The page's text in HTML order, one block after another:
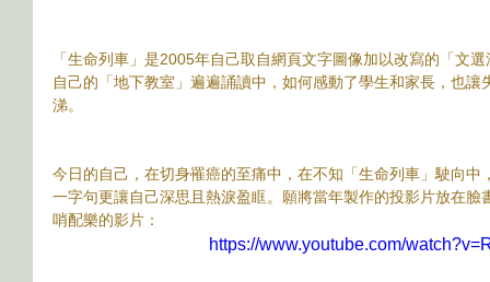
「生命列車」是2005年自己取自網頁文字圖像加以改寫的「文
自己的「地下教室」遍遍誦讀中，如何感動了學生和家長，也
涕。
今日的自己，在切身罹癌的至痛中，在不知「生命列車」駛向
一字句更讓自己深思且熱淚盈眶。願將當年製作的投影片放在臉
哨配樂的影片：
https://www.youtube.com/